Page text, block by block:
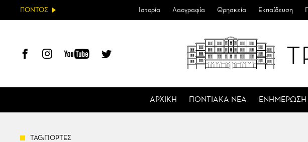
ΠΟΝΤΟΣ Ιστορία Λαογραφία Θρησκεία Εκπαίδευση
ΑΡΧΙΚΗ ΠΟΝΤΙΑΚΑ ΝΕΑ ΕΝΗΜΕΡΩΣΗ
TAG:ΓΙΟΡΤΕΣ